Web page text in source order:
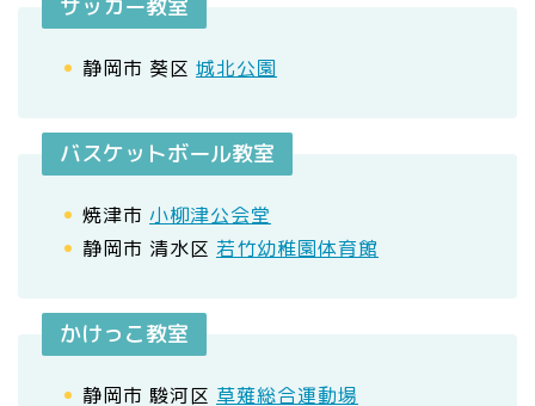
サッカー教室
静岡市 葵区 城北公園
バスケットボール教室
焼津市 小柳津公会堂
静岡市 清水区 若竹幼稚園体育館
かけっこ教室
静岡市 駿河区 草薙総合運動場